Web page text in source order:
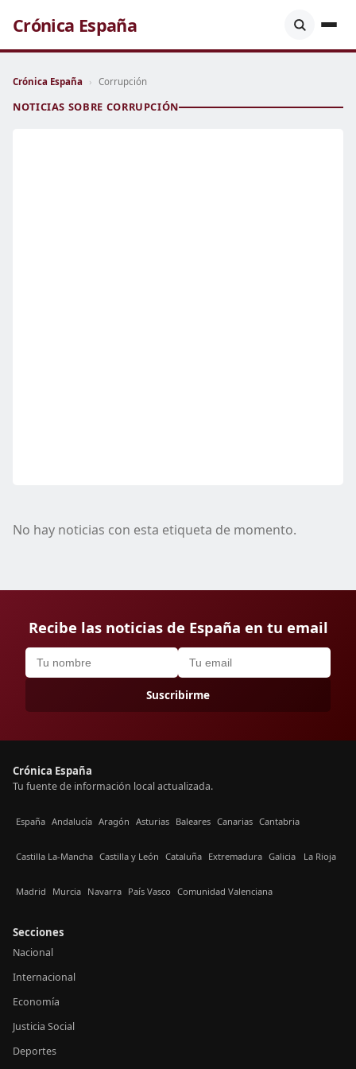
Crónica España
Crónica España › Corrupción
NOTICIAS SOBRE CORRUPCIÓN
No hay noticias con esta etiqueta de momento.
Recibe las noticias de España en tu email
Suscribirme
Crónica España
Tu fuente de información local actualizada.
España Andalucía Aragón Asturias Baleares Canarias Cantabria
Castilla La-Mancha Castilla y León Cataluña Extremadura Galicia La Rioja
Madrid Murcia Navarra País Vasco Comunidad Valenciana
Secciones
Nacional
Internacional
Economía
Justicia Social
Deportes